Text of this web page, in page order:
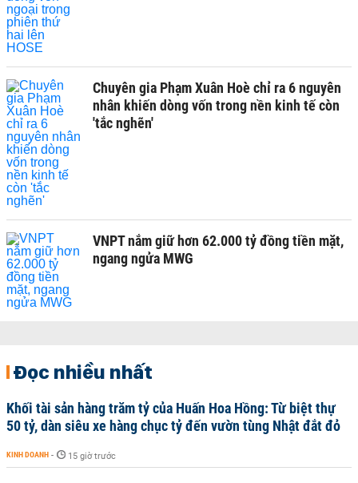
Chuyên gia Phạm Xuân Hoè chỉ ra 6 nguyên
nhân khiến dòng vốn trong nền kinh tế còn
'tắc nghẽn'
VNPT nắm giữ hơn 62.000 tỷ đồng tiền mặt,
ngang ngửa MWG
Đọc nhiều nhất
Khối tài sản hàng trăm tỷ của Huấn Hoa Hồng: Từ biệt thự
50 tỷ, dàn siêu xe hàng chục tỷ đến vườn tùng Nhật đắt đỏ
KINH DOANH - 15 giờ trước